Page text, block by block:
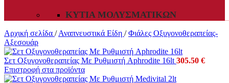
ΚΥΤΊΑ ΜΟΛΥΣΜΑΤΙΚΏΝ
Αρχική σελίδα / Αναπνευστικά Είδη / Φιάλες Οξυγονοθεραπείας-
Αξεσουάρ
Σετ Οξυγονοθεραπείας Με Ρυθμιστή Aphrodite 16lt 305.50 €
Επιστροφή στα προϊόντα